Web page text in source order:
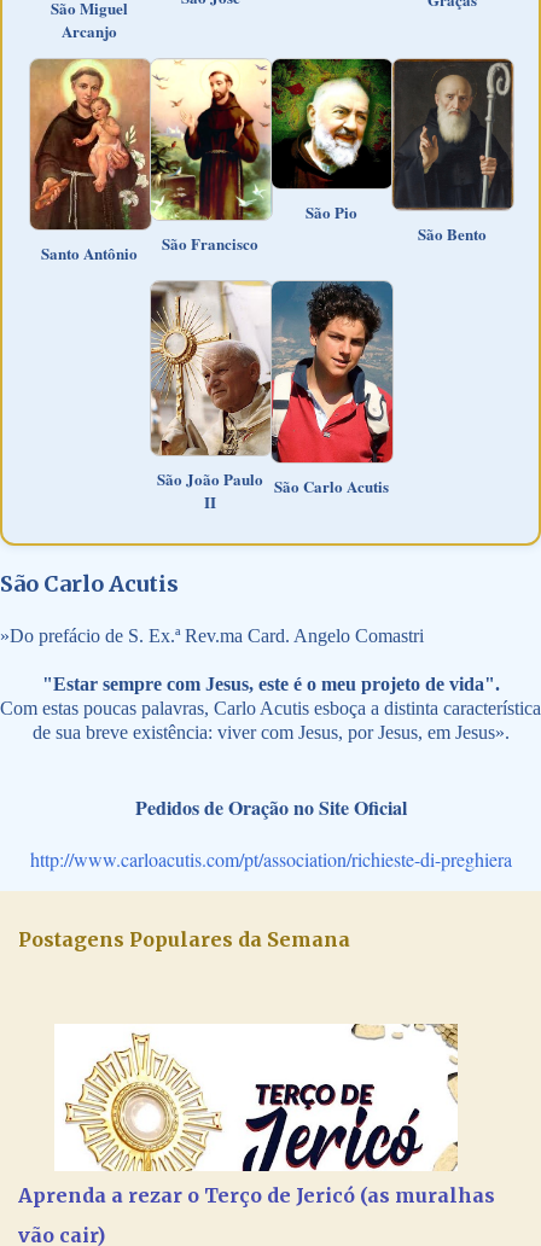
São Miguel
Arcanjo
Santo Antônio São Francisco
São Pio
São Bento
São João Paulo
II
São Carlo Acutis
São Carlo Acutis
»Do prefácio de S. Ex.ª Rev.ma Card. Angelo Comastri
"Estar sempre com Jesus, este é o meu projeto de vida".
Com estas poucas palavras, Carlo Acutis esboça a distinta característica
de sua breve existência: viver com Jesus, por Jesus, em Jesus».
Pedidos de Oração no Site Oficial
http://www.carloacutis.com/pt/association/richieste-di-preghiera
Postagens Populares da Semana
Aprenda a rezar o Terço de Jericó (as muralhas
vão cair)